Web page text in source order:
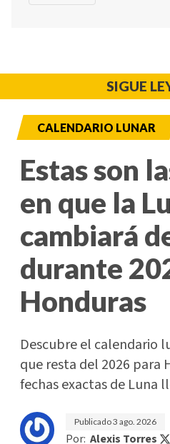
SIGUE
CALENDARIO LUNAR
Estas son
en que la
cambiará
durante
Honduras
Descubre el calendario
que resta del 2026 para
fechas exactas de Luna
Publicado3 ago. 2026
Por: Alexis Torres